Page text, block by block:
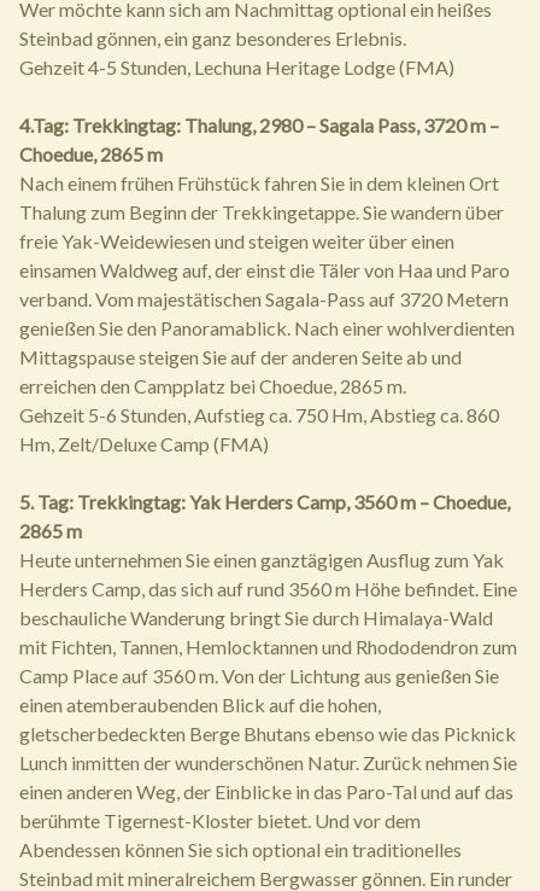
Wer möchte kann sich am Nachmittag optional ein heißes
Steinbad gönnen, ein ganz besonderes Erlebnis.
Gehzeit 4-5 Stunden, Lechuna Heritage Lodge (FMA)
4.Tag: Trekkingtag: Thalung, 2980 – Sagala Pass, 3720 m –
Choedue, 2865 m
Nach einem frühen Frühstück fahren Sie in dem kleinen Ort
Thalung zum Beginn der Trekkingetappe. Sie wandern über
freie Yak-Weidewiesen und steigen weiter über einen
einsamen Waldweg auf, der einst die Täler von Haa und Paro
verband. Vom majestätischen Sagala-Pass auf 3720 Metern
genießen Sie den Panoramablick. Nach einer wohlverdienten
Mittagspause steigen Sie auf der anderen Seite ab und
erreichen den Campplatz bei Choedue, 2865 m.
Gehzeit 5-6 Stunden, Aufstieg ca. 750 Hm, Abstieg ca. 860
Hm, Zelt/Deluxe Camp (FMA)
5. Tag: Trekkingtag: Yak Herders Camp, 3560 m – Choedue,
2865 m
Heute unternehmen Sie einen ganztägigen Ausflug zum Yak
Herders Camp, das sich auf rund 3560 m Höhe befindet. Eine
beschauliche Wanderung bringt Sie durch Himalaya-Wald
mit Fichten, Tannen, Hemlocktannen und Rhododendron zum
Camp Place auf 3560 m. Von der Lichtung aus genießen Sie
einen atemberaubenden Blick auf die hohen,
gletscherbedeckten Berge Bhutans ebenso wie das Picknick
Lunch inmitten der wunderschönen Natur. Zurück nehmen Sie
einen anderen Weg, der Einblicke in das Paro-Tal und auf das
berühmte Tigernest-Kloster bietet. Und vor dem
Abendessen können Sie sich optional ein traditionelles
Steinbad mit mineralreichem Bergwasser gönnen. Ein runder